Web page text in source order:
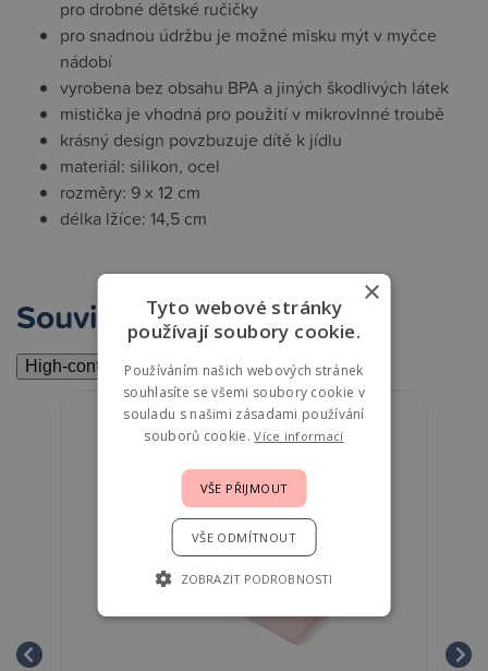
pro drobné dětské ručičky
pro snadnou údržbu je možné misku mýt v myčce
nádobí
vyrobena bez obsahu BPA a jiných škodlivých látek
mistička je vhodná pro použití v mikrovlnné troubě
krásný design povzbuzuje dítě k jídlu
materiál: silikon, ocel
rozměry: 9 x 12 cm
délka lžíce: 14,5 cm
Související
High-contrast mode
×
Tyto webové stránky
používají soubory cookie.
Používáním našich webových stránek
souhlasíte se všemi soubory cookie v
souladu s našimi zásadami používání
souborů cookie.Více informací
VŠE PŘIJMOUT
VŠE ODMÍTNOUT
ZOBRAZIT PODROBNOSTI